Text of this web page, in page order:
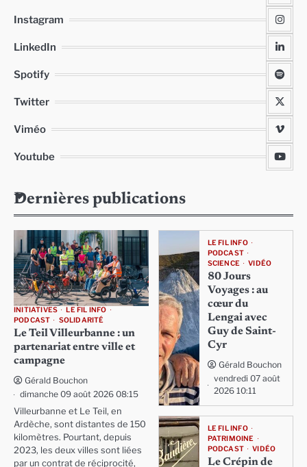
Instagram
LinkedIn
Spotify
Twitter
Viméo
Youtube
Dernières publications
INITIATIVES
LE FIL INFO
PODCAST
SOLIDARITÉ
Le Teil Villeurbanne : un
partenariat entre ville et
campagne
Gérald Bouchon
dimanche 09 août 2026 08:15
Villeurbanne et Le Teil, en
Ardèche, sont distantes de 150
kilomètres. Pourtant, depuis
2023, les deux villes sont liées
par un contrat de réciprocité,
LE FIL INFO
PODCAST
SCIENCE
VIDÉO
80 Jours
Voyages : au
cœur du
Lengai avec
Guy de Saint-
Cyr
Gérald Bouchon
vendredi 07 août
2026 10:11
LE FIL INFO
PATRIMOINE
PODCAST
VIDÉO
Le Crépin de